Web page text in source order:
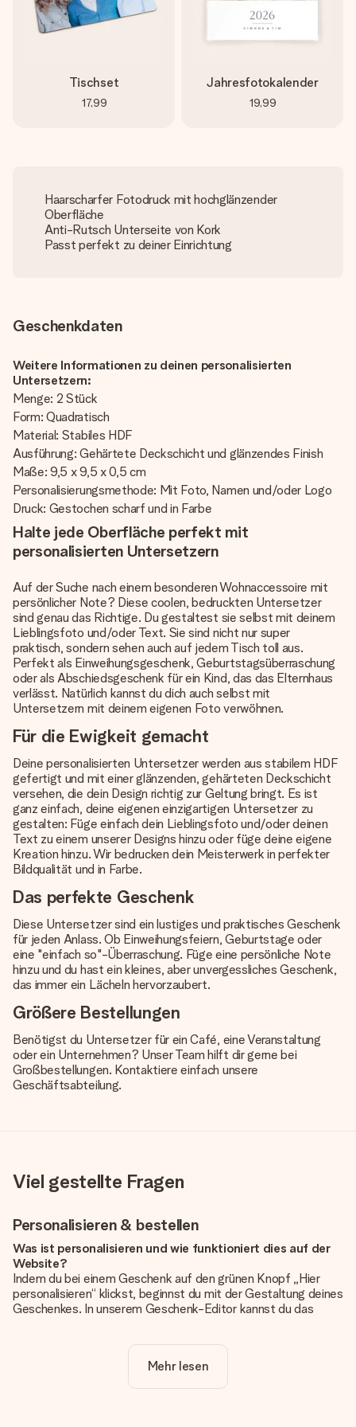
Tischset
17,99
Jahresfotokalender
19,99
Haarscharfer Fotodruck mit hochglänzender
Oberfläche
Anti-Rutsch Unterseite von Kork
Passt perfekt zu deiner Einrichtung
Geschenkdaten
Weitere Informationen zu deinen personalisierten
Untersetzern:
Menge: 2 Stück
Form: Quadratisch
Material: Stabiles HDF
Ausführung: Gehärtete Deckschicht und glänzendes Finish
Maße: 9,5 x 9,5 x 0,5 cm
Personalisierungsmethode: Mit Foto, Namen und/oder Logo
Druck: Gestochen scharf und in Farbe
Halte jede Oberfläche perfekt mit
personalisierten Untersetzern
Auf der Suche nach einem besonderen Wohnaccessoire mit
persönlicher Note? Diese coolen, bedruckten Untersetzer
sind genau das Richtige. Du gestaltest sie selbst mit deinem
Lieblingsfoto und/oder Text. Sie sind nicht nur super
praktisch, sondern sehen auch auf jedem Tisch toll aus.
Perfekt als Einweihungsgeschenk, Geburtstagsüberraschung
oder als Abschiedsgeschenk für ein Kind, das das Elternhaus
verlässt. Natürlich kannst du dich auch selbst mit
Untersetzern mit deinem eigenen Foto verwöhnen.
Für die Ewigkeit gemacht
Deine personalisierten Untersetzer werden aus stabilem HDF
gefertigt und mit einer glänzenden, gehärteten Deckschicht
versehen, die dein Design richtig zur Geltung bringt. Es ist
ganz einfach, deine eigenen einzigartigen Untersetzer zu
gestalten: Füge einfach dein Lieblingsfoto und/oder deinen
Text zu einem unserer Designs hinzu oder füge deine eigene
Kreation hinzu. Wir bedrucken dein Meisterwerk in perfekter
Bildqualität und in Farbe.
Das perfekte Geschenk
Diese Untersetzer sind ein lustiges und praktisches Geschenk
für jeden Anlass. Ob Einweihungsfeiern, Geburtstage oder
eine "einfach so"-Überraschung. Füge eine persönliche Note
hinzu und du hast ein kleines, aber unvergessliches Geschenk,
das immer ein Lächeln hervorzaubert.
Größere Bestellungen
Benötigst du Untersetzer für ein Café, eine Veranstaltung
oder ein Unternehmen? Unser Team hilft dir gerne bei
Großbestellungen. Kontaktiere einfach unsere
Geschäftsabteilung.
Viel gestellte Fragen
Personalisieren & bestellen
Was ist personalisieren und wie funktioniert dies auf der
Website?
Indem du bei einem Geschenk auf den grünen Knopf „Hier
personalisieren“ klickst, beginnst du mit der Gestaltung deines
Geschenkes. In unserem Geschenk-Editor kannst du das
noch eines unserer angebotenen Designs, um deinem
Geschenk die perfekte Ausstrahlung zu verleihen.
Mehr lesen